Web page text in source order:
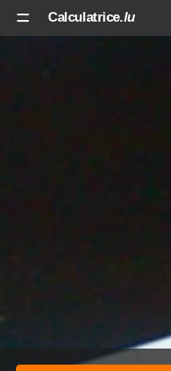
Calculatrice.lu